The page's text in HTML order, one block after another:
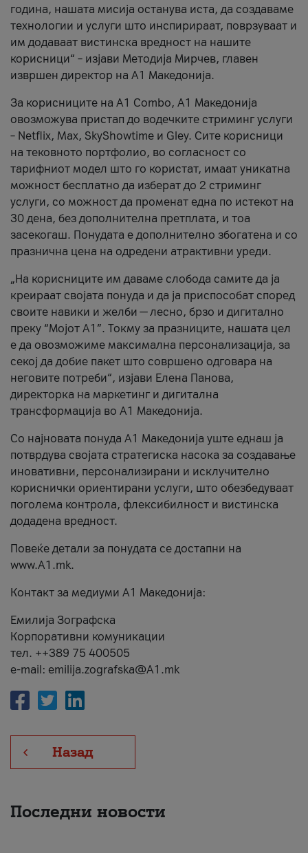
година, нашата мисија останува иста, да создаваме
технологии и услуги што инспирираат, поврзуваат и
им додаваат вистинска вредност на нашите
корисници“ – изјави Методија Мирчев, главен
извршен директор на А1 Македонија.
За корисниците на A1 Combo, А1 Македонија
овозможува пристап до водечките стриминг услуги
– Netflix, Max, SkyShowtime и Gley. Сите корисници
на тековното портфолио, во согласност со
тарифниот модел што го користат, имаат уникатна
можност бесплатно да изберат до 2 стриминг
услуги, со можност да променат една по истекот на
30 дена, без дополнителна претплата, и тоа
засекогаш. Понудата е дополнително збогатена и со
празнична цена на одредени атрактивни уреди.
„На корисниците им даваме слобода самите да ја
креираат својата понуда и да ја приспособат според
своите навики и желби — лесно, брзо и дигитално
преку “Мојот А1”. Токму за празниците, нашата цел
е да овозможиме максимална персонализација, за
секој да добие пакет што совршено одговара на
неговите потреби“, изјави Елена Панова,
директорка на маркетинг и дигитална
трансформација во А1 Македонија.
Со најновата понуда А1 Македонија уште еднаш ја
потврдува својата стратегиска насока за создавање
иновативни, персонализирани и исклучително
кориснички ориентирани услуги, што обезбедуваат
поголема контрола, флексибилност и вистинска
додадена вредност.
Повеќе детали за понудата се достапни на
www.А1.mk.
Контакт за медиуми А1 Македонија:
Емилија Зографска
Корпоративни комуникации
тел. ++389 75 400505
e-mail: emilija.zografska@A1.mk
Назад
Последни новости